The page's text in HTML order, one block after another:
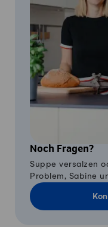
Noch Fragen?
Suppe versalzen
Problem, Sabine